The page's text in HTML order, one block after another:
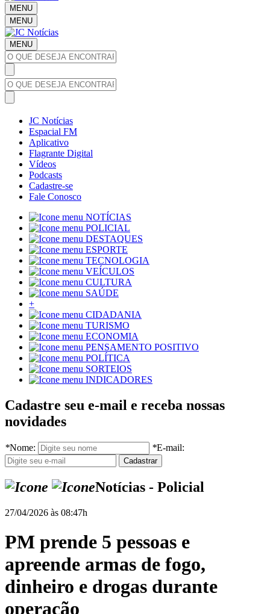
MENU
MENU
MENU
JC Notícias
Espacial FM
Aplicativo
Flagrante Digital
Vídeos
Podcasts
Cadastre-se
Fale Conosco
NOTÍCIAS
POLICIAL
DESTAQUES
ESPORTE
TECNOLOGIA
VEÍCULOS
CULTURA
SAÚDE
+
CIDADANIA
TURISMO
ECONOMIA
PENSAMENTO POSITIVO
POLÍTICA
SORTEIOS
INDICADORES
Cadastre seu e-mail e receba nossas
novidades
*Nome: *E-mail:
Notícias - Policial
27/04/2026 às 08:47h
PM prende 5 pessoas e
apreende armas de fogo,
dinheiro e drogas durante
operação